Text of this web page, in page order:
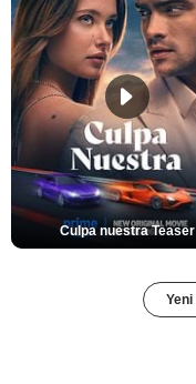
Culpa nuestra Teaser